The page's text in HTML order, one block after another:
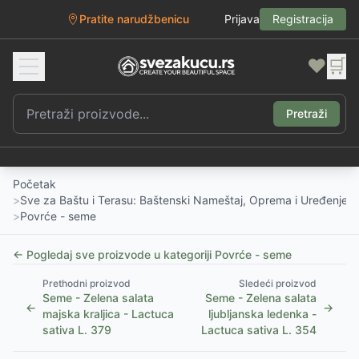
Pratite narudžbenicu Prijava Registracija
❤️ 🛒
Pretraži
Početak
>Sve za Baštu i Terasu: Baštenski Nameštaj, Oprema i Uređenje
>Povrće - seme
← Pogledaj sve proizvode u kategoriji Povrće - seme
←
Prethodni proizvod
Seme - Zelena salata
majska kraljica - Lactuca
sativa L. 379
Sledeći proizvod
Seme - Zelena salata
ljubljanska ledenka -
Lactuca sativa L. 354
→